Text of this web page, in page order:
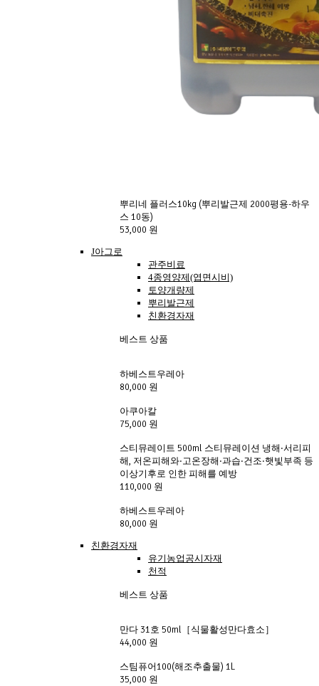
뿌리네 플러스10kg (뿌리발근제 2000평용-하우
스 10동)
53,000 원
J아그로
관주비료
4종영양제(엽면시비)
토양개량제
뿌리발근제
친환경자재
베스트 상품
하베스트우레아
80,000 원
아쿠아칼
75,000 원
스티뮤레이트 500ml 스티뮤레이션 냉해·서리피
해, 저온피해와·고온장해·과습·건조·햇빛부족 등
이상기후로 인한 피해를 예방
110,000 원
하베스트우레아
80,000 원
친환경자재
유기농업공시자재
천적
베스트 상품
만다 31호 50ml［식물활성만다효소］
44,000 원
스팀퓨어100(해조추출물) 1L
35,000 원